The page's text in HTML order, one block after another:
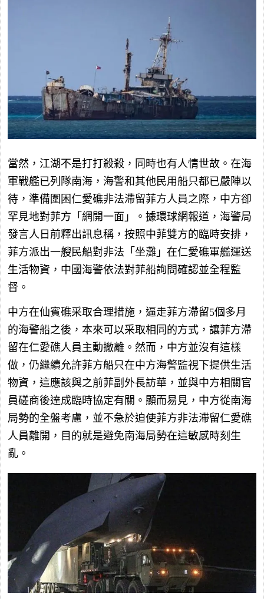
當然，江湖不是打打殺殺，同時也有人情世故。在海
軍戰艦已列隊南海，海警和其他民用船只都已嚴陣以
待，準備圍困仁愛礁非法滯留菲方人員之際，中方卻
罕見地對菲方「網開一面」。據環球網報道，海警局
發言人日前釋出訊息稱，按照中菲雙方的臨時安排，
菲方派出一艘民船對非法「坐灘」在仁愛礁軍艦運送
生活物資，中國海警依法對菲船詢問確認並全程監
督。
中方在仙賓礁采取合理措施，逼走菲方滯留5個多月
的海警船之後，本來可以采取相同的方式，讓菲方滯
留在仁愛礁人員主動撤離。然而，中方並沒有這樣
做，仍繼續允許菲方船只在中方海警監視下提供生活
物資，這應該與之前菲副外長訪華，並與中方相關官
員磋商後達成臨時協定有關。顯而易見，中方從南海
局勢的全盤考慮，並不急於迫使菲方非法滯留仁愛礁
人員離開，目的就是避免南海局勢在這敏感時刻生
亂。